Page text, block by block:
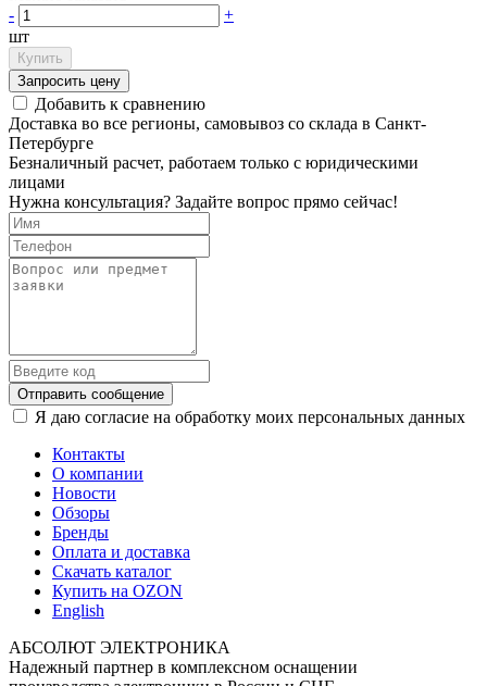
-
+
шт
Купить
Запросить цену
Добавить к сравнению
Доставка во все регионы, самовывоз со склада в Санкт-
Петербурге
Безналичный расчет, работаем только с юридическими
лицами
Нужна консультация? Задайте вопрос прямо сейчас!
Отправить сообщение
Я даю согласие на обработку моих персональных данных
Контакты
О компании
Новости
Обзоры
Бренды
Оплата и доставка
Скачать каталог
Купить на OZON
English
АБСОЛЮТ ЭЛЕКТРОНИКА
Надежный партнер в комплексном оснащении